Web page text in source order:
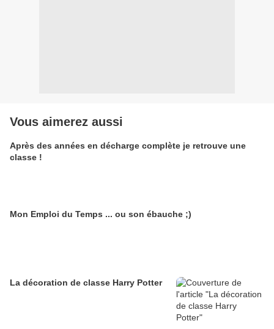
Vous aimerez aussi
Après des années en décharge complète je retrouve une
classe !
Mon Emploi du Temps ... ou son ébauche ;)
La décoration de classe Harry Potter